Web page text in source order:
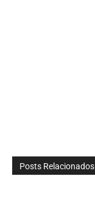
Posts Relacionados